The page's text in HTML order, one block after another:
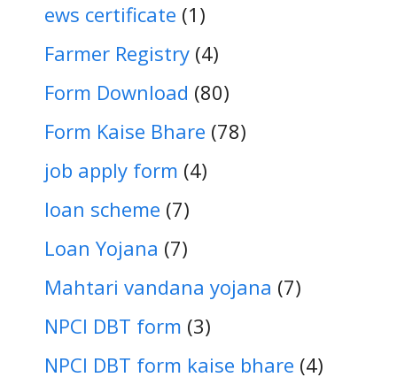
ews certificate (1)
Farmer Registry (4)
Form Download (80)
Form Kaise Bhare (78)
job apply form (4)
loan scheme (7)
Loan Yojana (7)
Mahtari vandana yojana (7)
NPCI DBT form (3)
NPCI DBT form kaise bhare (4)